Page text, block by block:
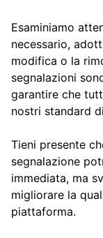
Esaminiamo
necessario,
modifica o la
segnalazioni
garantire che
nostri standard
Tieni presente
segnalazione
immediata, ma
migliorare la
piattaforma.